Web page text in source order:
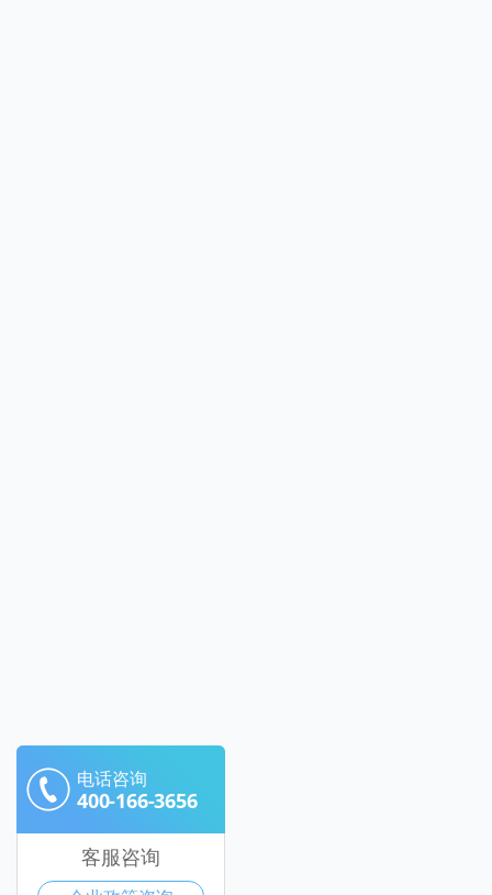
电话咨询
400-166-3656
客服咨询